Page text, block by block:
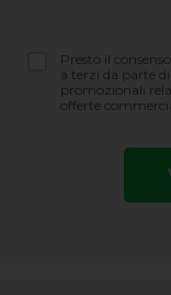
Presto il
a terzi da parte
promozionali
offerte